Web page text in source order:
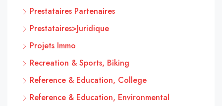
Prestataires Partenaires
Prestataires>Juridique
Projets Immo
Recreation & Sports, Biking
Reference & Education, College
Reference & Education, Environmental